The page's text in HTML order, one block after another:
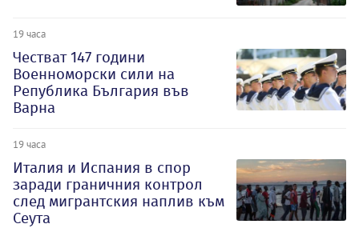
19 часа
Честват 147 години
Военноморски сили на
Република България във
Варна
19 часа
Италия и Испания в спор
заради граничния контрол
след мигрантския наплив към
Сеута